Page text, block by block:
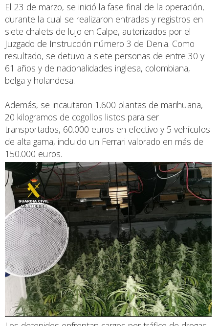
El 23 de marzo, se inició la fase final de la operación,
durante la cual se realizaron entradas y registros en
siete chalets de lujo en Calpe, autorizados por el
Juzgado de Instrucción número 3 de Denia. Como
resultado, se detuvo a siete personas de entre 30 y
61 años y de nacionalidades inglesa, colombiana,
belga y holandesa.
Además, se incautaron 1.600 plantas de marihuana,
20 kilogramos de cogollos listos para ser
transportados, 60.000 euros en efectivo y 5 vehículos
de alta gama, incluido un Ferrari valorado en más de
150.000 euros.